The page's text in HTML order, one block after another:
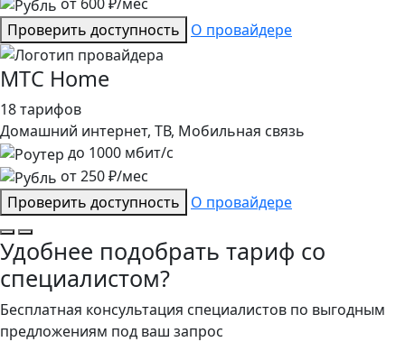
Проверить доступность
О провайдере
МТС Home
18 тарифов
Домашний интернет, ТВ, Мобильная связь
до 1000 мбит/с
от250₽/мес
Проверить доступность
О провайдере
Удобнее подобрать тариф со
специалистом?
Бесплатная консультация специалистов по выгодным
предложениям под ваш запрос